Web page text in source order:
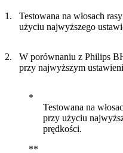
Testowana na włosach
użyciu najwyższego
W porównaniu z Philips
przy najwyższym
Testowana na
przy użyciu
prędkości.